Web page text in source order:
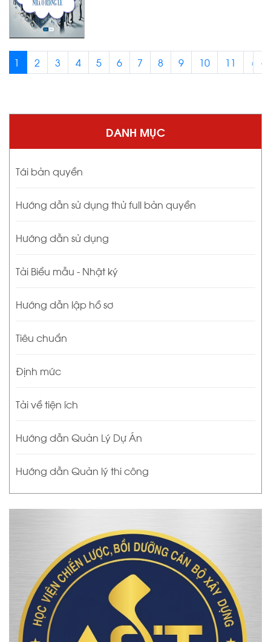
DANH MỤC
Tái bản quyền
Hướng dẫn sử dụng thử full bản quyền
Hướng dẫn sử dụng
Tải Biểu mẫu - Nhật ký
Hướng dẫn lập hồ sơ
Tiêu chuẩn
Định mức
Tải về tiện ích
Hướng dẫn Quản Lý Dự Án
Hướng dẫn Quản lý thi công
1 2 3 4 5 6 7 8 9 10 11 › ‹